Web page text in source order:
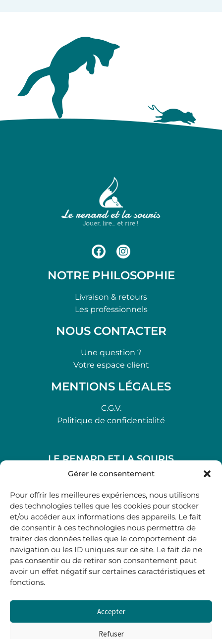
Gérer le consentement
Pour offrir les meilleures expériences, nous utilisons
des technologies telles que les cookies pour stocker
et/ou accéder aux informations des appareils. Le fait
de consentir à ces technologies nous permettra de
traiter des données telles que le comportement de
navigation ou les ID uniques sur ce site. Le fait de ne
pas consentir ou de retirer son consentement peut
avoir un effet négatif sur certaines caractéristiques et
fonctions.
Accepter
Refuser
NOTRE PHILOSOPHIE
Livraison & retours
Les professionnels
NOUS CONTACTER
Une question ?
Votre espace client
MENTIONS LÉGALES
C.G.V.
Politique de confidentialité
LE RENARD ET LA SOURIS
48, rue Maubec 33210 LANGON
05 40 41 37 18
.
MARDI AU SAMEDI
10H00-12H45 | 14H00 -19H00
boutique@lerenardetlasouris.com